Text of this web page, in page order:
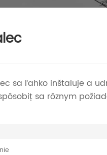
sa ľahko inštaluje a
sa rôznym